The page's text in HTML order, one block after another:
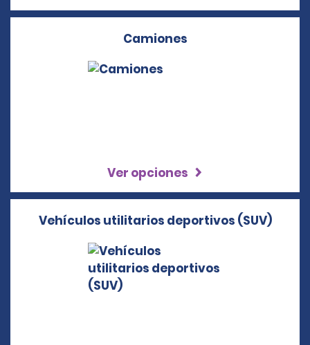
Camiones
Ver opciones
Vehículos utilitarios deportivos (SUV)